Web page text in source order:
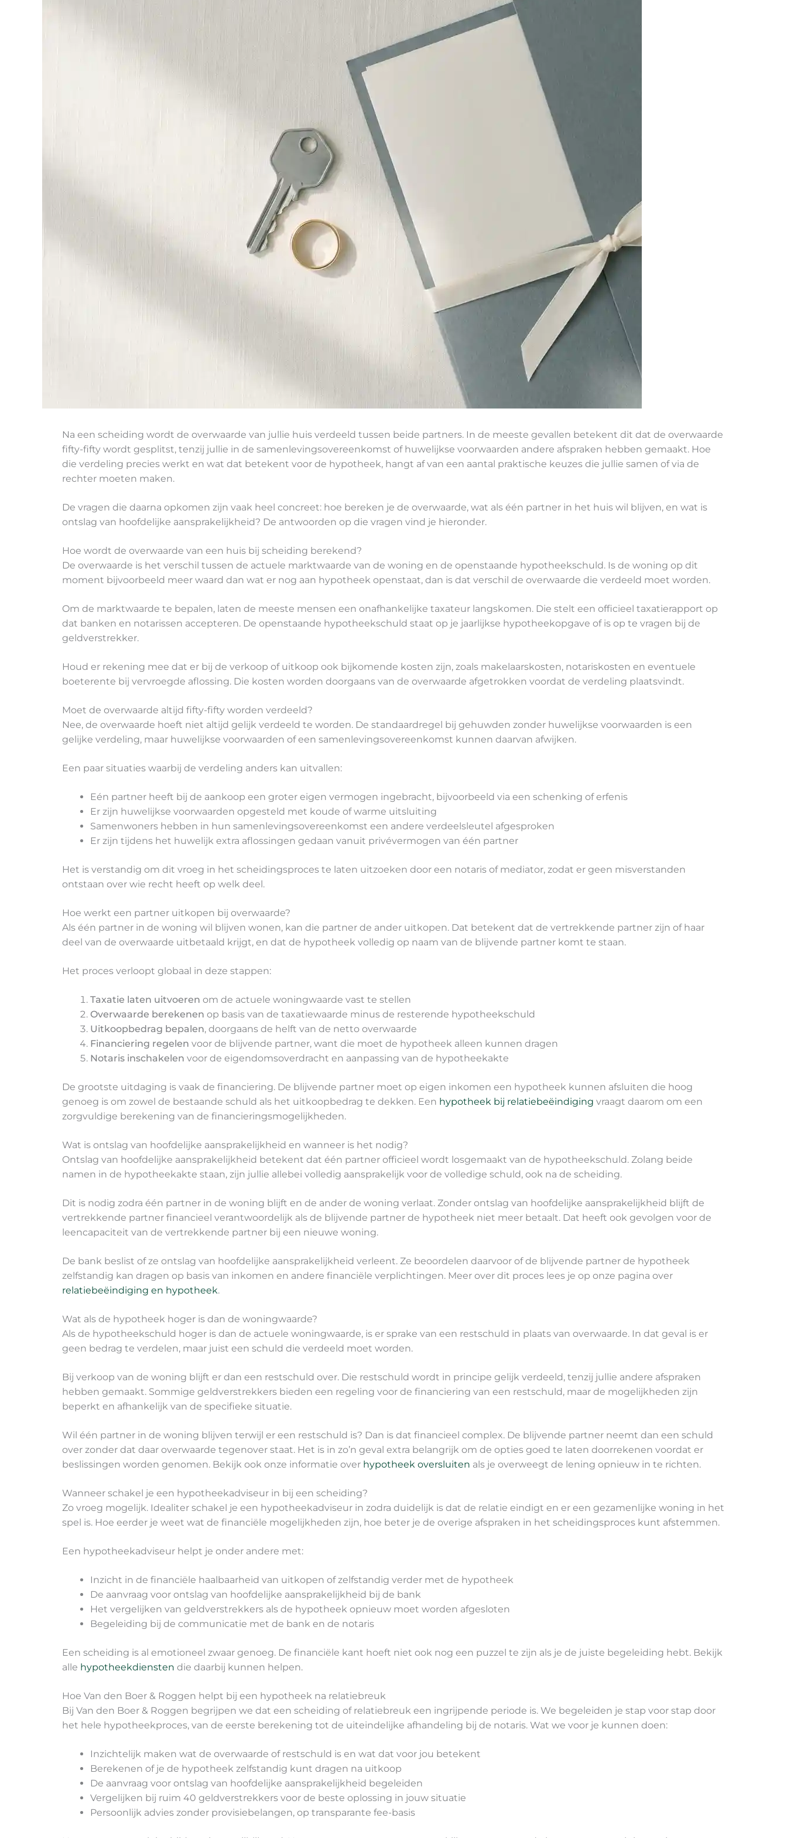
Na een scheiding wordt de overwaarde van jullie huis verdeeld tussen beide partners. In de meeste gevallen betekent dit dat de overwaarde
fifty-fifty wordt gesplitst, tenzij jullie in de samenlevingsovereenkomst of huwelijkse voorwaarden andere afspraken hebben gemaakt. Hoe
die verdeling precies werkt en wat dat betekent voor de hypotheek, hangt af van een aantal praktische keuzes die jullie samen of via de
rechter moeten maken.
De vragen die daarna opkomen zijn vaak heel concreet: hoe bereken je de overwaarde, wat als één partner in het huis wil blijven, en wat is
ontslag van hoofdelijke aansprakelijkheid? De antwoorden op die vragen vind je hieronder.
Hoe wordt de overwaarde van een huis bij scheiding berekend?
De overwaarde is het verschil tussen de actuele marktwaarde van de woning en de openstaande hypotheekschuld. Is de woning op dit
moment bijvoorbeeld meer waard dan wat er nog aan hypotheek openstaat, dan is dat verschil de overwaarde die verdeeld moet worden.
Om de marktwaarde te bepalen, laten de meeste mensen een onafhankelijke taxateur langskomen. Die stelt een officieel taxatierapport op
dat banken en notarissen accepteren. De openstaande hypotheekschuld staat op je jaarlijkse hypotheekopgave of is op te vragen bij de
geldverstrekker.
Houd er rekening mee dat er bij de verkoop of uitkoop ook bijkomende kosten zijn, zoals makelaarskosten, notariskosten en eventuele
boeterente bij vervroegde aflossing. Die kosten worden doorgaans van de overwaarde afgetrokken voordat de verdeling plaatsvindt.
Moet de overwaarde altijd fifty-fifty worden verdeeld?
Nee, de overwaarde hoeft niet altijd gelijk verdeeld te worden. De standaardregel bij gehuwden zonder huwelijkse voorwaarden is een
gelijke verdeling, maar huwelijkse voorwaarden of een samenlevingsovereenkomst kunnen daarvan afwijken.
Een paar situaties waarbij de verdeling anders kan uitvallen:
Eén partner heeft bij de aankoop een groter eigen vermogen ingebracht, bijvoorbeeld via een schenking of erfenis
Er zijn huwelijkse voorwaarden opgesteld met koude of warme uitsluiting
Samenwoners hebben in hun samenlevingsovereenkomst een andere verdeelsleutel afgesproken
Er zijn tijdens het huwelijk extra aflossingen gedaan vanuit privévermogen van één partner
Het is verstandig om dit vroeg in het scheidingsproces te laten uitzoeken door een notaris of mediator, zodat er geen misverstanden
ontstaan over wie recht heeft op welk deel.
Hoe werkt een partner uitkopen bij overwaarde?
Als één partner in de woning wil blijven wonen, kan die partner de ander uitkopen. Dat betekent dat de vertrekkende partner zijn of haar
deel van de overwaarde uitbetaald krijgt, en dat de hypotheek volledig op naam van de blijvende partner komt te staan.
Het proces verloopt globaal in deze stappen:
Taxatie laten uitvoeren om de actuele woningwaarde vast te stellen
Overwaarde berekenen op basis van de taxatiewaarde minus de resterende hypotheekschuld
Uitkoopbedrag bepalen, doorgaans de helft van de netto overwaarde
Financiering regelen voor de blijvende partner, want die moet de hypotheek alleen kunnen dragen
Notaris inschakelen voor de eigendomsoverdracht en aanpassing van de hypotheekakte
De grootste uitdaging is vaak de financiering. De blijvende partner moet op eigen inkomen een hypotheek kunnen afsluiten die hoog
genoeg is om zowel de bestaande schuld als het uitkoopbedrag te dekken. Een hypotheek bij relatiebeëindiging vraagt daarom om een
zorgvuldige berekening van de financieringsmogelijkheden.
Wat is ontslag van hoofdelijke aansprakelijkheid en wanneer is het nodig?
Ontslag van hoofdelijke aansprakelijkheid betekent dat één partner officieel wordt losgemaakt van de hypotheekschuld. Zolang beide
namen in de hypotheekakte staan, zijn jullie allebei volledig aansprakelijk voor de volledige schuld, ook na de scheiding.
Dit is nodig zodra één partner in de woning blijft en de ander de woning verlaat. Zonder ontslag van hoofdelijke aansprakelijkheid blijft de
vertrekkende partner financieel verantwoordelijk als de blijvende partner de hypotheek niet meer betaalt. Dat heeft ook gevolgen voor de
leencapaciteit van de vertrekkende partner bij een nieuwe woning.
De bank beslist of ze ontslag van hoofdelijke aansprakelijkheid verleent. Ze beoordelen daarvoor of de blijvende partner de hypotheek
zelfstandig kan dragen op basis van inkomen en andere financiële verplichtingen. Meer over dit proces lees je op onze pagina over
relatiebeëindiging en hypotheek.
Wat als de hypotheek hoger is dan de woningwaarde?
Als de hypotheekschuld hoger is dan de actuele woningwaarde, is er sprake van een restschuld in plaats van overwaarde. In dat geval is er
geen bedrag te verdelen, maar juist een schuld die verdeeld moet worden.
Bij verkoop van de woning blijft er dan een restschuld over. Die restschuld wordt in principe gelijk verdeeld, tenzij jullie andere afspraken
hebben gemaakt. Sommige geldverstrekkers bieden een regeling voor de financiering van een restschuld, maar de mogelijkheden zijn
beperkt en afhankelijk van de specifieke situatie.
Wil één partner in de woning blijven terwijl er een restschuld is? Dan is dat financieel complex. De blijvende partner neemt dan een schuld
over zonder dat daar overwaarde tegenover staat. Het is in zo’n geval extra belangrijk om de opties goed te laten doorrekenen voordat er
beslissingen worden genomen. Bekijk ook onze informatie over hypotheek oversluiten als je overweegt de lening opnieuw in te richten.
Wanneer schakel je een hypotheekadviseur in bij een scheiding?
Zo vroeg mogelijk. Idealiter schakel je een hypotheekadviseur in zodra duidelijk is dat de relatie eindigt en er een gezamenlijke woning in het
spel is. Hoe eerder je weet wat de financiële mogelijkheden zijn, hoe beter je de overige afspraken in het scheidingsproces kunt afstemmen.
Een hypotheekadviseur helpt je onder andere met:
Inzicht in de financiële haalbaarheid van uitkopen of zelfstandig verder met de hypotheek
De aanvraag voor ontslag van hoofdelijke aansprakelijkheid bij de bank
Het vergelijken van geldverstrekkers als de hypotheek opnieuw moet worden afgesloten
Begeleiding bij de communicatie met de bank en de notaris
Een scheiding is al emotioneel zwaar genoeg. De financiële kant hoeft niet ook nog een puzzel te zijn als je de juiste begeleiding hebt. Bekijk
alle hypotheekdiensten die daarbij kunnen helpen.
Hoe Van den Boer & Roggen helpt bij een hypotheek na relatiebreuk
Bij Van den Boer & Roggen begrijpen we dat een scheiding of relatiebreuk een ingrijpende periode is. We begeleiden je stap voor stap door
het hele hypotheekproces, van de eerste berekening tot de uiteindelijke afhandeling bij de notaris. Wat we voor je kunnen doen:
Inzichtelijk maken wat de overwaarde of restschuld is en wat dat voor jou betekent
Berekenen of je de hypotheek zelfstandig kunt dragen na uitkoop
De aanvraag voor ontslag van hoofdelijke aansprakelijkheid begeleiden
Vergelijken bij ruim 40 geldverstrekkers voor de beste oplossing in jouw situatie
Persoonlijk advies zonder provisiebelangen, op transparante fee-basis